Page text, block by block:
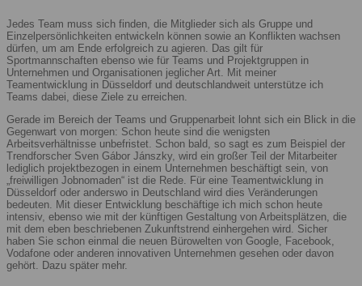
Jedes Team muss sich finden, die Mitglieder sich als Gruppe und
Einzelpersönlichkeiten entwickeln können sowie an Konflikten wachsen
dürfen, um am Ende erfolgreich zu agieren. Das gilt für
Sportmannschaften ebenso wie für Teams und Projektgruppen in
Unternehmen und Organisationen jeglicher Art. Mit meiner
Teamentwicklung in Düsseldorf und deutschlandweit unterstütze ich
Teams dabei, diese Ziele zu erreichen.
Gerade im Bereich der Teams und Gruppenarbeit lohnt sich ein Blick in die
Gegenwart von morgen: Schon heute sind die wenigsten
Arbeitsverhältnisse unbefristet. Schon bald, so sagt es zum Beispiel der
Trendforscher Sven Gábor Jánszky, wird ein großer Teil der Mitarbeiter
lediglich projektbezogen in einem Unternehmen beschäftigt sein, von
„freiwilligen Jobnomaden“ ist die Rede. Für eine Teamentwicklung in
Düsseldorf oder anderswo in Deutschland wird dies Veränderungen
bedeuten. Mit dieser Entwicklung beschäftige ich mich schon heute
intensiv, ebenso wie mit der künftigen Gestaltung von Arbeitsplätzen, die
mit dem eben beschriebenen Zukunftstrend einhergehen wird. Sicher
haben Sie schon einmal die neuen Bürowelten von Google, Facebook,
Vodafone oder anderen innovativen Unternehmen gesehen oder davon
gehört. Dazu später mehr.